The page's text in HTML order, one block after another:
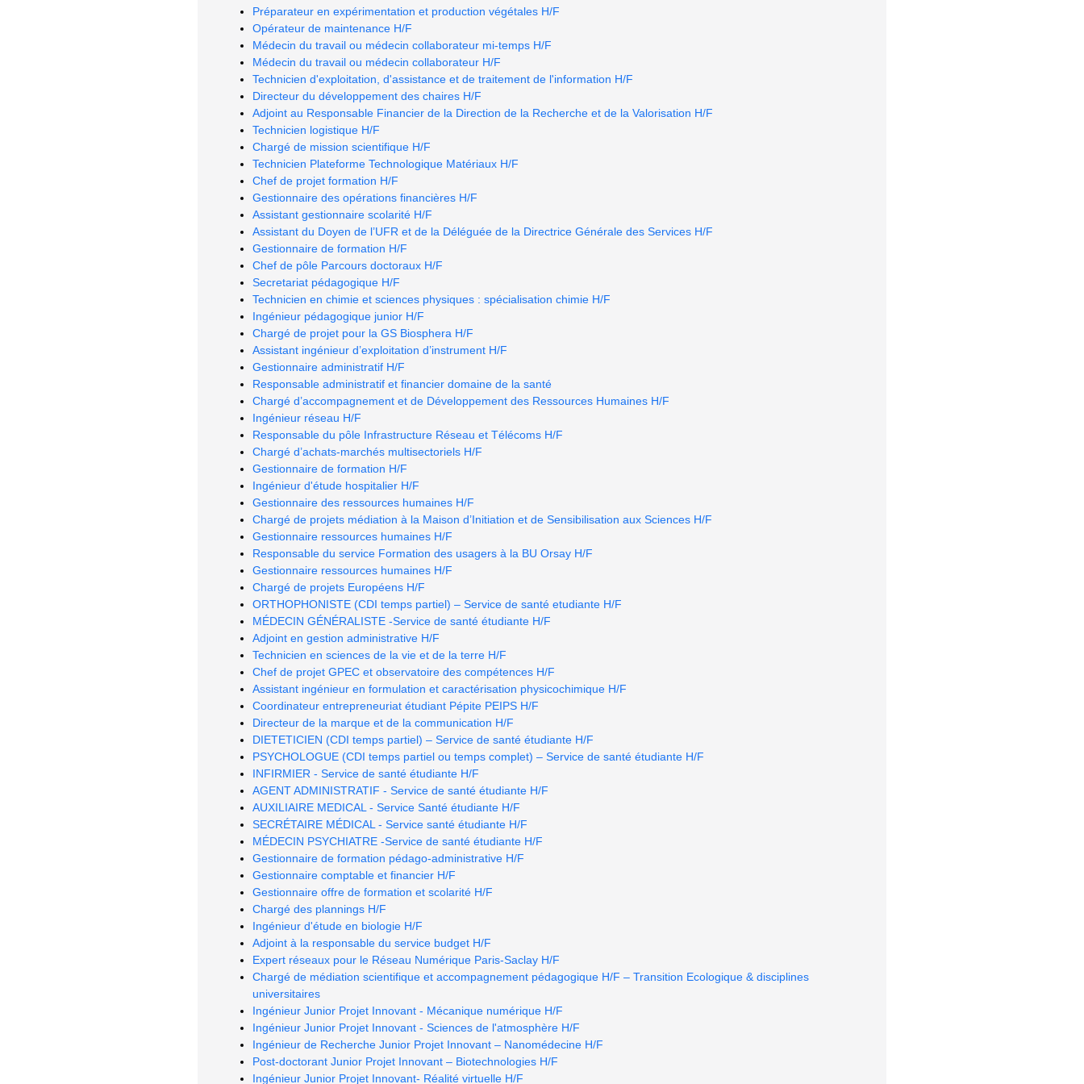
Préparateur en expérimentation et production végétales H/F
Opérateur de maintenance H/F
Médecin du travail ou médecin collaborateur mi-temps H/F
Médecin du travail ou médecin collaborateur H/F
Technicien d'exploitation, d'assistance et de traitement de l'information H/F
Directeur du développement des chaires H/F
Adjoint au Responsable Financier de la Direction de la Recherche et de la Valorisation H/F
Technicien logistique H/F
Chargé de mission scientifique H/F
Technicien Plateforme Technologique Matériaux H/F
Chef de projet formation H/F
Gestionnaire des opérations financières H/F
Assistant gestionnaire scolarité H/F
Assistant du Doyen de l’UFR et de la Déléguée de la Directrice Générale des Services H/F
Gestionnaire de formation H/F
Chef de pôle Parcours doctoraux H/F
Secretariat pédagogique H/F
Technicien en chimie et sciences physiques : spécialisation chimie H/F
Ingénieur pédagogique junior H/F
Chargé de projet pour la GS Biosphera H/F
Assistant ingénieur d’exploitation d’instrument H/F
Gestionnaire administratif H/F
Responsable administratif et financier domaine de la santé
Chargé d’accompagnement et de Développement des Ressources Humaines H/F
Ingénieur réseau H/F
Responsable du pôle Infrastructure Réseau et Télécoms H/F
Chargé d’achats-marchés multisectoriels H/F
Gestionnaire de formation H/F
Ingénieur d'étude hospitalier H/F
Gestionnaire des ressources humaines H/F
Chargé de projets médiation à la Maison d’Initiation et de Sensibilisation aux Sciences H/F
Gestionnaire ressources humaines H/F
Responsable du service Formation des usagers à la BU Orsay H/F
Gestionnaire ressources humaines H/F
Chargé de projets Européens H/F
ORTHOPHONISTE (CDI temps partiel) – Service de santé etudiante H/F
MÉDECIN GÉNÉRALISTE -Service de santé étudiante H/F
Adjoint en gestion administrative H/F
Technicien en sciences de la vie et de la terre H/F
Chef de projet GPEC et observatoire des compétences H/F
Assistant ingénieur en formulation et caractérisation physicochimique H/F
Coordinateur entrepreneuriat étudiant Pépite PEIPS H/F
Directeur de la marque et de la communication H/F
DIETETICIEN (CDI temps partiel) – Service de santé étudiante H/F
PSYCHOLOGUE (CDI temps partiel ou temps complet) – Service de santé étudiante H/F
INFIRMIER - Service de santé étudiante H/F
AGENT ADMINISTRATIF - Service de santé étudiante H/F
AUXILIAIRE MEDICAL - Service Santé étudiante H/F
SECRÉTAIRE MÉDICAL - Service santé étudiante H/F
MÉDECIN PSYCHIATRE -Service de santé étudiante H/F
Gestionnaire de formation pédago-administrative H/F
Gestionnaire comptable et financier H/F
Gestionnaire offre de formation et scolarité H/F
Chargé des plannings H/F
Ingénieur d'étude en biologie H/F
Adjoint à la responsable du service budget H/F
Expert réseaux pour le Réseau Numérique Paris-Saclay H/F
Chargé de médiation scientifique et accompagnement pédagogique H/F – Transition Ecologique & disciplines
universitaires
Ingénieur Junior Projet Innovant - Mécanique numérique H/F
Ingénieur Junior Projet Innovant - Sciences de l'atmosphère H/F
Ingénieur de Recherche Junior Projet Innovant – Nanomédecine H/F
Post-doctorant Junior Projet Innovant – Biotechnologies H/F
Ingénieur Junior Projet Innovant- Réalité virtuelle H/F